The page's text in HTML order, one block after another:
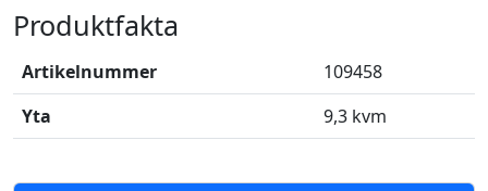
Produktfakta
Artikelnummer
109458
Yta
9,3 kvm